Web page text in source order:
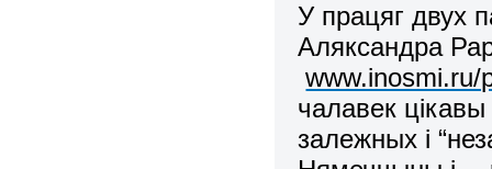
У працяг двух
Аляксандра
www.inosmi.ru/
чалавек
залежных і